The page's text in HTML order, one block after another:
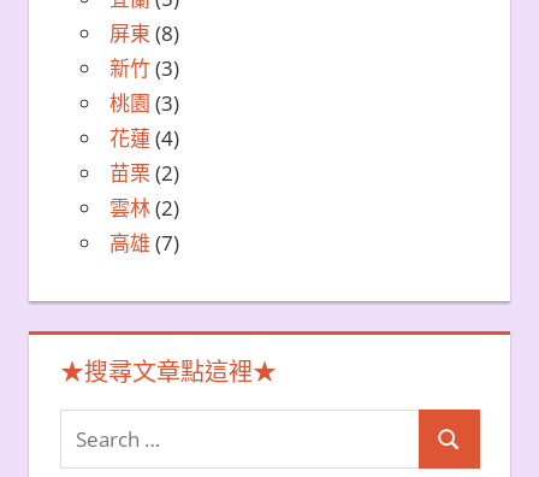
屏東 (8)
新竹(3)
桃園 (3)
花蓮 (4)
苗栗 (2)
雲林(2)
高雄 (7)
★搜尋文章點這裡★
Search
for:
Search